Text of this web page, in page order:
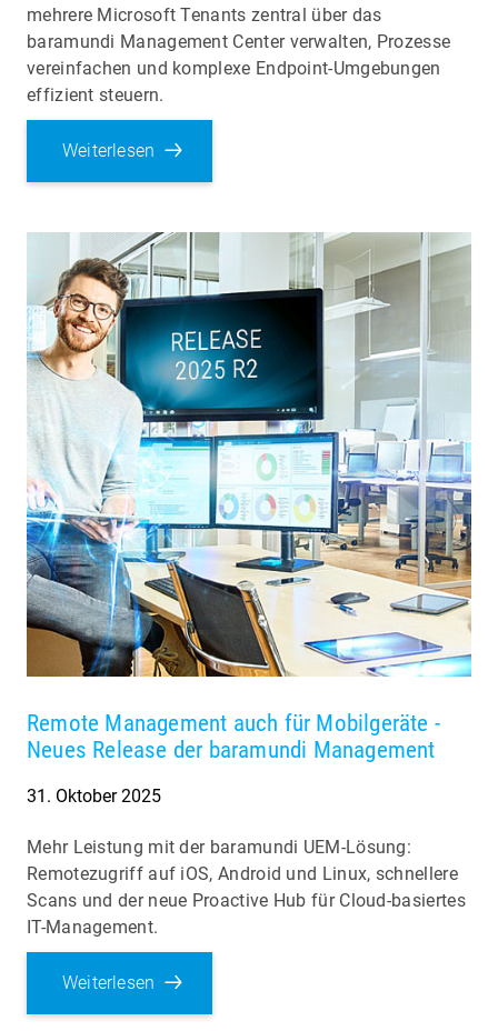
mehrere Microsoft Tenants zentral über das
baramundi Management Center verwalten, Prozesse
vereinfachen und komplexe Endpoint-Umgebungen
effizient steuern.
Weiterlesen
Remote Management auch für Mobilgeräte -
Neues Release der baramundi Management
31. Oktober 2025
Mehr Leistung mit der baramundi UEM-Lösung:
Remotezugriff auf iOS, Android und Linux, schnellere
Scans und der neue Proactive Hub für Cloud-basiertes
IT-Management.
Weiterlesen